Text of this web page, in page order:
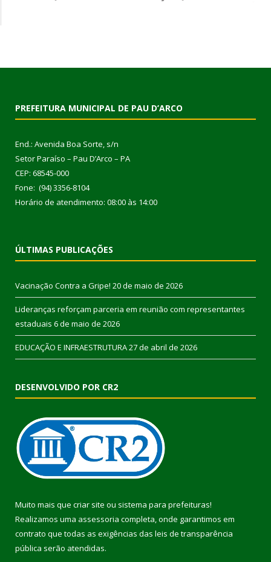
PREFEITURA MUNICIPAL DE PAU D’ARCO
End.: Avenida Boa Sorte, s/n
Setor Paraíso – Pau D’Arco – PA
CEP: 68545-000
Fone: (94) 3356-8104
Horário de atendimento: 08:00 às 14:00
ÚLTIMAS PUBLICAÇÕES
Vacinação Contra a Gripe! 20 de maio de 2026
Lideranças reforçam parceria em reunião com representantes
estaduais 6 de maio de 2026
EDUCAÇÃO E INFRAESTRUTURA27 de abril de 2026
DESENVOLVIDO POR CR2
Muito mais que criar site ou sistema para prefeituras!
Realizamos uma assessoria completa, onde garantimos em
contrato que todas as exigências das leis de transparência
pública serão atendidas.